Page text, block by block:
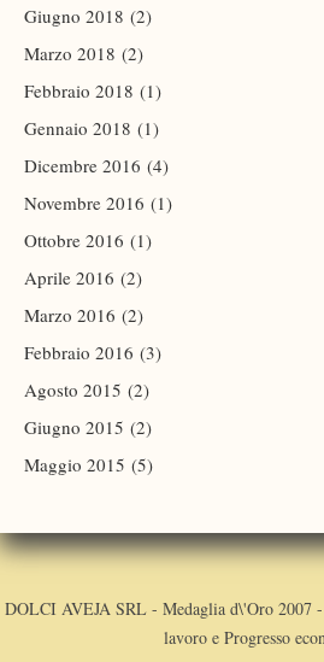
Giugno 2018 (2)
Marzo 2018 (2)
Febbraio 2018 (1)
Gennaio 2018 (1)
Dicembre 2016 (4)
Novembre 2016 (1)
Ottobre 2016 (1)
Aprile 2016 (2)
Marzo 2016 (2)
Febbraio 2016 (3)
Agosto 2015 (2)
Giugno 2015 (2)
Maggio 2015 (5)
DOLCI AVEJA SRL - Medaglia d\'Oro 2007
lavoro e Progresso